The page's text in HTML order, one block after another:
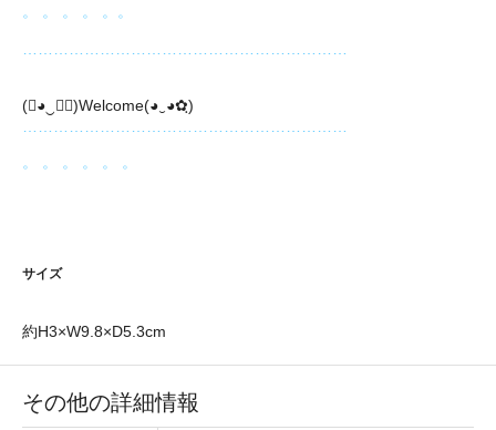
。 。 。 。 。。
………………………………………………………
(❀◕‿◕ฺ)Welcome(◕‿◕✿ฺ)
………………………………………………………
。 。 。 。 。 。
サイズ
約H3×W9.8×D5.3cm
その他の詳細情報